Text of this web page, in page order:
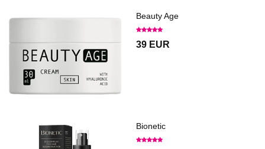
Beauty Age
39 EUR
Bionetic